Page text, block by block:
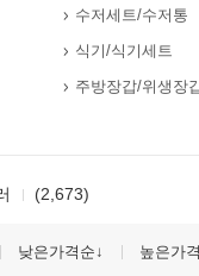
수저세트/수저통
식기/식기세트
주방장갑/위생장
(2,673)
낮은가격순↓ 높은가